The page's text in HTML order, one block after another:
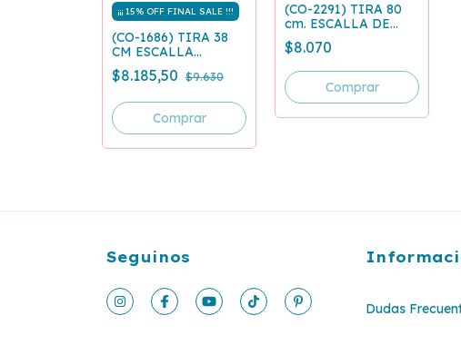
¡¡¡ 15% OFF FINAL SALE !!!
(CO-1686) TIRA 38
CM ESCALLA
BLANCA DE NACAR
$8.185,50 $9.630
(CO-2291) TIRA 80
cm. ESCALLA DE
PIEDRA - JASPE
SODALITA 5/8 MM
$8.070
Seguinos
Dudas